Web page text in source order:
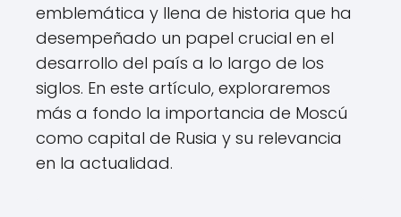
emblemática y llena de historia que ha
desempeñado un papel crucial en el
desarrollo del país a lo largo de los
siglos. En este artículo, exploraremos
más a fondo la importancia de Moscú
como capital de Rusia y su relevancia
en la actualidad.